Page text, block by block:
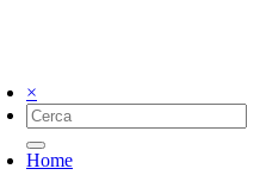
×
Home